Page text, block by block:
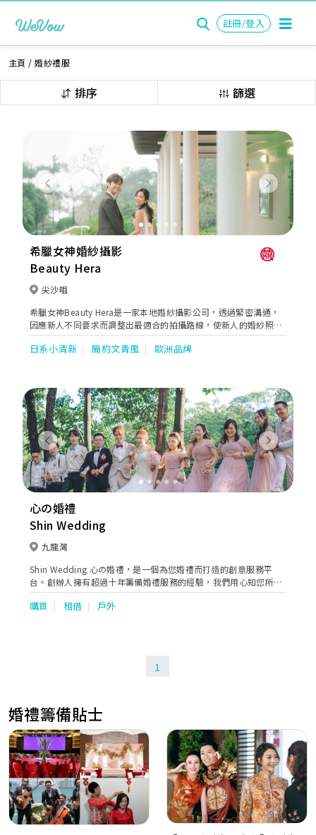
註冊/登入
主頁 /婚紗禮服
排序 篩選
Previous Next
希臘女神婚紗攝影
Beauty Hera
尖沙咀
希臘女神Beauty Hera是一家本地婚紗攝影公司，透過緊密溝通，
因應新人不同要求而調整出最適合的拍攝路線，使新人的婚紗照有
著連貫的故事性。同時亦貼心地提供全方位的婚嫁服務。位於婚紗
街的希臘女神提供一站式婚紗外租，婚紗攝影及婚紗攝錄等服務。
日系小清新 簡約文青風 歐洲品牌
Previous Next
心の婚禮
Shin Wedding
九龍灣
Shin Wedding 心の婚禮，是一個為您婚禮而打造的創意服務平
台。創辦人擁有超過十年籌備婚禮服務的經驗，我們用心知您所
想，除了提供專業意見外，更為您搜索婚禮需要的每一個細節，務
求令每一對準新人可選擇到最合適和貼身的婚禮服務。
購買 租借 戶外
1
婚禮籌備貼士